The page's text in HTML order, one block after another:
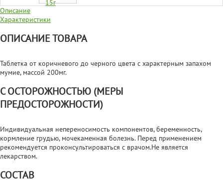
Описание
Характеристики
ОПИСАНИЕ ТОВАРА
Таблетка от коричневого до черного цвета с характерным запахом
мумие, массой 200мг.
С ОСТОРОЖНОСТЬЮ (МЕРЫ
ПРЕДОСТОРОЖНОСТИ)
Индивидуальная непереносимость компонентов, беременность,
кормление грудью, мочекаменная болезнь. Перед применением
рекомендуется проконсультироваться с врачом.Не является
лекарством.
СОСТАВ